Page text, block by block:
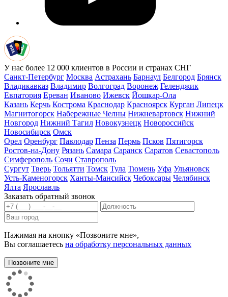
У нас более 12 000 клиентов в России и странах СНГ
Санкт-Петербург Москва Астрахань Барнаул Белгород Брянск
Владикавказ Владимир Волгоград Воронеж Геленджик
Евпатория Ереван Иваново Ижевск Йошкар-Ола
Казань Керчь Кострома Краснодар Красноярск Курган Липецк
Магнитогорск Набережные Челны Нижневартовск Нижний
Новгород Нижний Тагил Новокузнецк Новороссийск
Новосибирск Омск
Орел Оренбург Павлодар Пенза Пермь Псков Пятигорск
Ростов-на-Дону Рязань Самара Саранск Саратов Севастополь
Симферополь Сочи Ставрополь
Сургут Тверь Тольятти Томск Тула Тюмень Уфа Ульяновск
Усть-Каменогорск Ханты-Мансийск Чебоксары Челябинск
Ялта Ярославль
Заказать обратный звонок
Нажимая на кнопку «Позвоните мне»,
Вы соглашаетесь на обработку персональных данных